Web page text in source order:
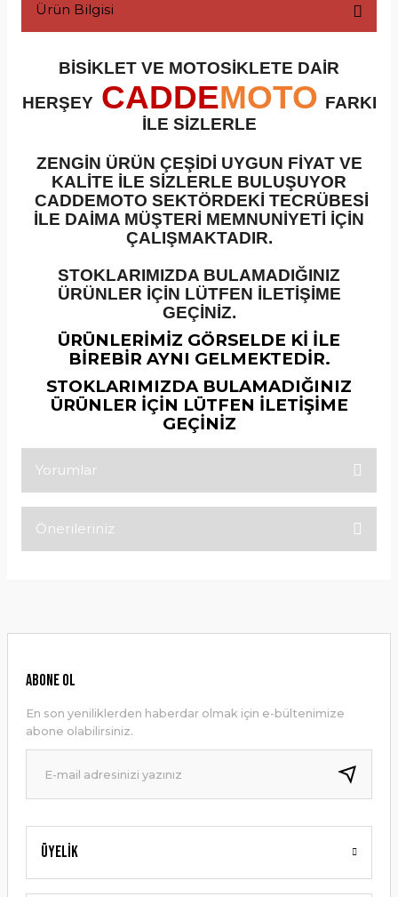
Ürün Bilgisi
BİSİKLET VE MOTOSİKLETE DAİR
HERŞEY CADDEMOTO FARKI
İLE SİZLERLE
ZENGİN ÜRÜN ÇEŞİDİ UYGUN FİYAT VE
KALİTE İLE SİZLERLE BULUŞUYOR
CADDEMOTO SEKTÖRDEKİ TECRÜBESİ
İLE DAİMA MÜŞTERİ MEMNUNİYETİ İÇİN
ÇALIŞMAKTADIR.
STOKLARIMIZDA BULAMADIĞINIZ
ÜRÜNLER İÇİN LÜTFEN İLETİŞİME
GEÇİNİZ.
ÜRÜNLERİMİZ GÖRSELDE Kİ İLE
BİREBİR AYNI GELMEKTEDİR.
STOKLARIMIZDA BULAMADIĞINIZ
ÜRÜNLER İÇİN LÜTFEN İLETİŞİME
GEÇİNİZ
Yorumlar
Önerileriniz
Ürün resmi kalitesiz, bozuk veya görüntülenemiyor.
Ürün bilgilerinde hatalar bulunuyor.
Ürün fiyatı diğer sitelerden daha pahalı.
Bu ürüne benzer farklı alternatifler olmalı.
Gönder
Üyelik
ABONE OL
En son yeniliklerden haberdar olmak için e-bültenimize
abone olabilirsiniz.